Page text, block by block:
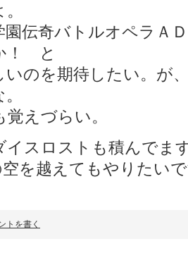
伝奇バトルオペラＡ
！ と
いのを期待したい。が
えづらい。
イスロストも積んで
を越えてもやりたい
トを書く